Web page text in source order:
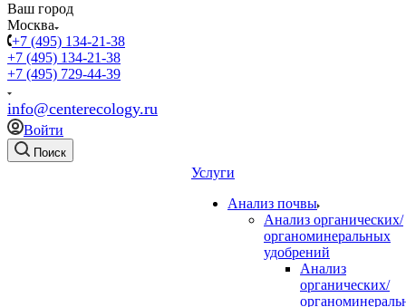
Ваш город
Москва
+7 (495) 134-21-38
+7 (495) 134-21-38
+7 (495) 729-44-39
info@centerecology.ru
Войти
Поиск
Услуги
Анализ почвы
Анализ органических/
органоминеральных
удобрений
Анализ
органических/